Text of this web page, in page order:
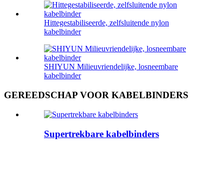
Hittegestabiliseerde, zelfsluitende nylon
kabelbinder
SHIYUN Milieuvriendelijke, losneembare
kabelbinder
GEREEDSCHAP VOOR KABELBINDERS
Supertrekbare kabelbinders